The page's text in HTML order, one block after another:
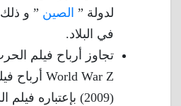
لدولة ” الصين ” و
في البلاد.
تجاوز أرباح فيلم
(2009) بإعتباره